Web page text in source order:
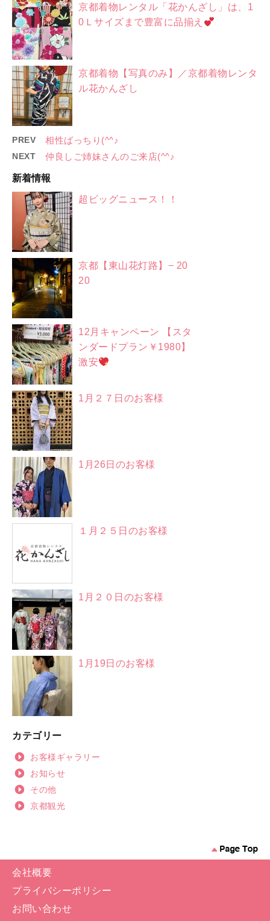
京都着物レンタル「花かんざし」は、1
0Ｌサイズまで豊富に品揃え
京都着物【写真のみ】／京都着物レンタ
ル花かんざし
PREV 相性ばっちり(^^♪
NEXT 仲良しご姉妹さんのご来店(^^♪
新着情報
超ビッグニュース！！
京都【東山花灯路】− 20
20
12月キャンペーン 【スタ
ンダードプラン￥1980】
激安
1月２７日のお客様
1月26日のお客様
１月２５日のお客様
1月２０日のお客様
1月19日のお客様
カテゴリー
お客様ギャラリー
お知らせ
その他
京都観光
会社概要
プライバシーポリシー
お問い合わせ